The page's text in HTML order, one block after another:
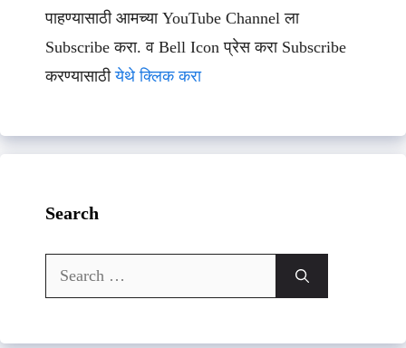
पाहण्यासाठी आमच्या YouTube Channel ला
Subscribe करा. व Bell Icon प्रेस करा Subscribe
करण्यासाठीयेथे क्लिक करा
Search
Search
for: